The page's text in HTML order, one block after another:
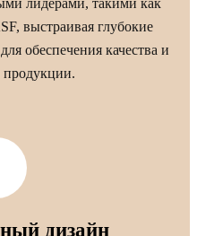
лидерами, такими как
выстраивая глубокие
обеспечения качества и
продукции.
дизайн